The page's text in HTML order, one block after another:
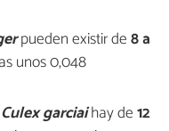
pueden existir de8 a
unos 0,048
Culex garciaihay de12